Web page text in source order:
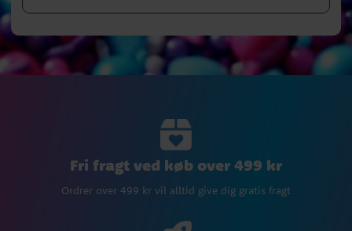
Fri fragt ved køb over 499 kr
Ordrer over 499 kr vil alltid give dig gratis fragt